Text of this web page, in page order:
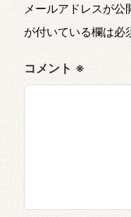
メールアドレスが公
が付いている欄は必
コメント ※